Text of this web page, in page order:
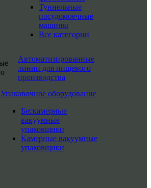
Туннельные
посудомоечные
машины
Все категории
Автоматизированные
линии для пищевого
производства
Упаковочное оборудование
Бескамерные
вакуумные
упаковщики
Камерные вакуумные
упаковщики